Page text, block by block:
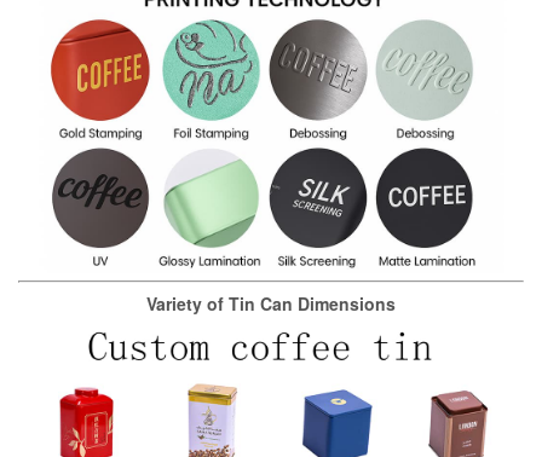
Variety of Tin Can Dimensions